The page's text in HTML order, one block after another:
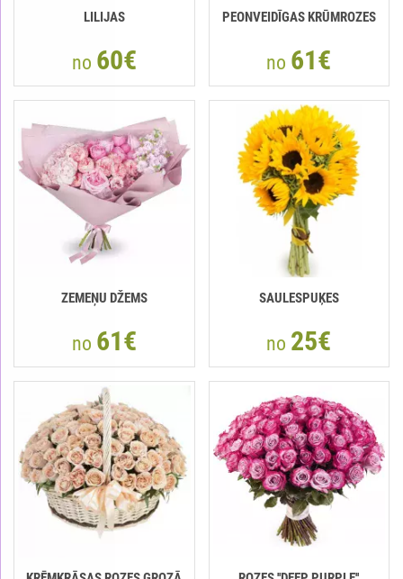
LILIJAS
no 60€
PEONVEIDĪGAS KRŪMROZES
no 61€
ZEMEŅU DŽEMS
no 61€
SAULESPUĶES
no 25€